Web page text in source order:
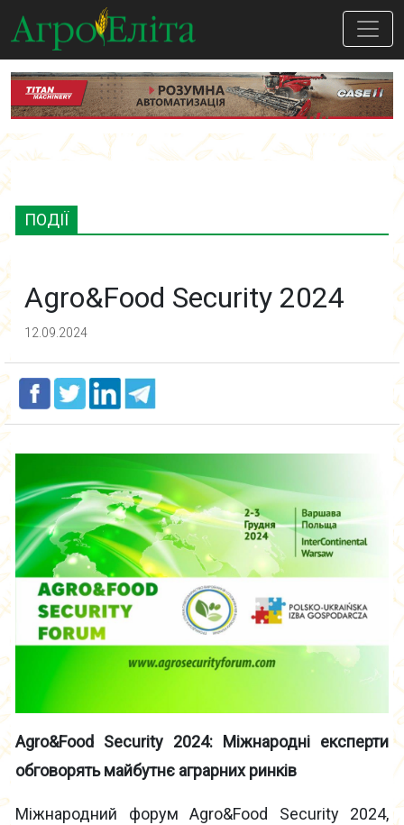
ПОДІЇ
Agro&Food Security 2024
12.09.2024
Agro&Food Security 2024: Міжнародні експерти
обговорять майбутнє аграрних ринків
Міжнародний форум Agro&Food Security 2024,